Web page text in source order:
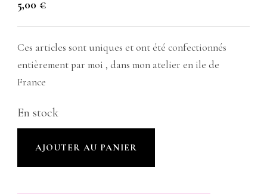
5,00 €
Ces articles sont uniques et ont été confectionnés
entièrement par moi , dans mon atelier en ile de
France
En stock
AJOUTER AU PANIER